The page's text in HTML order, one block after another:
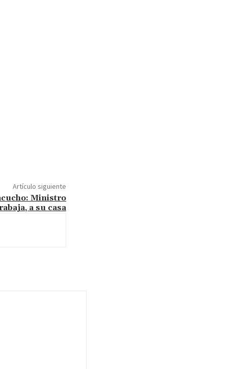
Artículo siguiente
Ministro
a su casa